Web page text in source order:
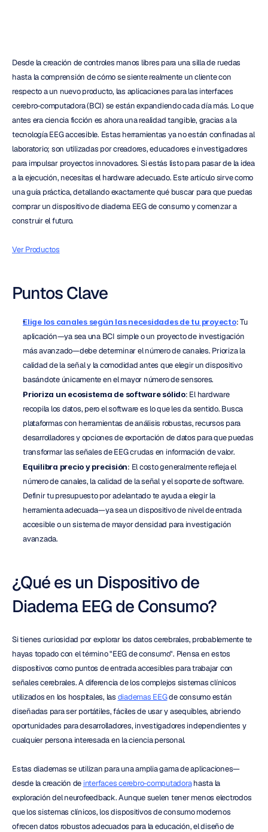
Desde la creación de controles manos libres para una silla de ruedas
hasta la comprensión de cómo se siente realmente un cliente con
respecto a un nuevo producto, las aplicaciones para las interfaces
cerebro-computadora (BCI) se están expandiendo cada día más. Lo que
antes era ciencia ficción es ahora una realidad tangible, gracias a la
tecnología EEG accesible. Estas herramientas ya no están confinadas al
laboratorio; son utilizadas por creadores, educadores e investigadores
para impulsar proyectos innovadores. Si estás listo para pasar de la idea
a la ejecución, necesitas el hardware adecuado. Este artículo sirve como
una guía práctica, detallando exactamente qué buscar para que puedas
comprar un dispositivo de diadema EEG de consumo y comenzar a
construir el futuro.
Ver Productos
Puntos Clave
Elige los canales según las necesidades de tu proyecto: Tu
aplicación—ya sea una BCI simple o un proyecto de investigación
más avanzado—debe determinar el número de canales. Prioriza la
calidad de la señal y la comodidad antes que elegir un dispositivo
basándote únicamente en el mayor número de sensores.
Prioriza un ecosistema de software sólido: El hardware
recopila los datos, pero el software es lo que les da sentido. Busca
plataformas con herramientas de análisis robustas, recursos para
desarrolladores y opciones de exportación de datos para que puedas
transformar las señales de EEG crudas en información de valor.
Equilibra precio y precisión: El costo generalmente refleja el
número de canales, la calidad de la señal y el soporte de software.
Definir tu presupuesto por adelantado te ayuda a elegir la
herramienta adecuada—ya sea un dispositivo de nivel de entrada
accesible o un sistema de mayor densidad para investigación
avanzada.
¿Qué es un Dispositivo de
Diadema EEG de Consumo?
Si tienes curiosidad por explorar los datos cerebrales, probablemente te
hayas topado con el término "EEG de consumo". Piensa en estos
dispositivos como puntos de entrada accesibles para trabajar con
señales cerebrales. A diferencia de los complejos sistemas clínicos
utilizados en los hospitales, las diademas EEG de consumo están
diseñadas para ser portátiles, fáciles de usar y asequibles, abriendo
oportunidades para desarrolladores, investigadores independientes y
cualquier persona interesada en la ciencia personal.
Estas diademas se utilizan para una amplia gama de aplicaciones—
desde la creación de interfaces cerebro-computadora hasta la
exploración del neurofeedback. Aunque suelen tener menos electrodos
que los sistemas clínicos, los dispositivos de consumo modernos
ofrecen datos robustos adecuados para la educación, el diseño de